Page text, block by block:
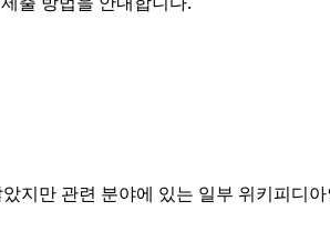
지만 관련 분야에 있는 일부 위키피디